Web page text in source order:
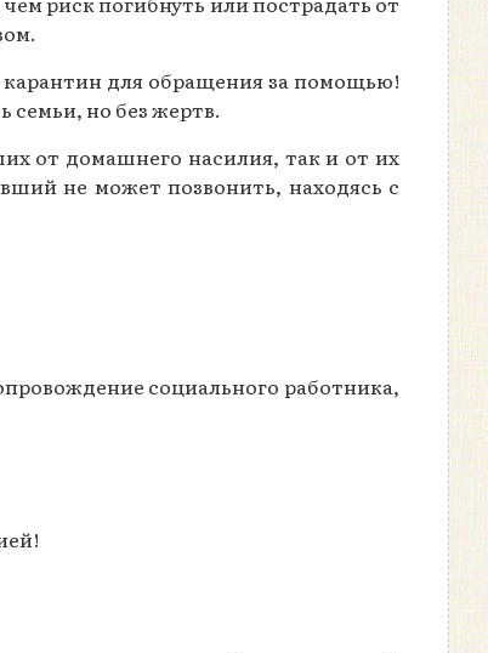
карантин для обращения за помощью!
семьи, но без жертв.
от домашнего насилия, так и от их
не может позвонить, находясь с
социального работника,